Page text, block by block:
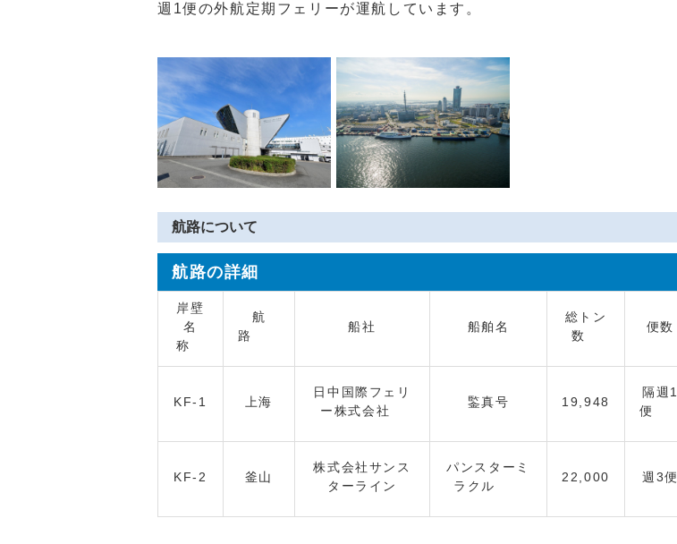
週1便の外航定期フェリーが運航しています。
航路について
航路の詳細
岸壁
名
称
航
路
船社 船舶名
総トン
数
便数
KF-1 上海
日中国際フェリ
ー株式会社
鍳真号 19,948
隔週1
便
KF-2 釜山
株式会社サンス
ターライン
パンスターミ
ラクル
22,000 週3便